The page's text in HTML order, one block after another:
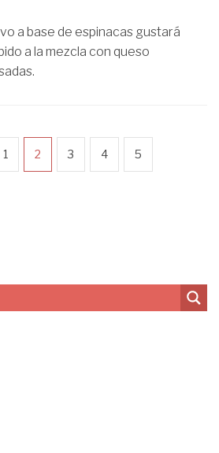
a base de espinacas gustará
a la mezcla con queso
1 2 3 4 5